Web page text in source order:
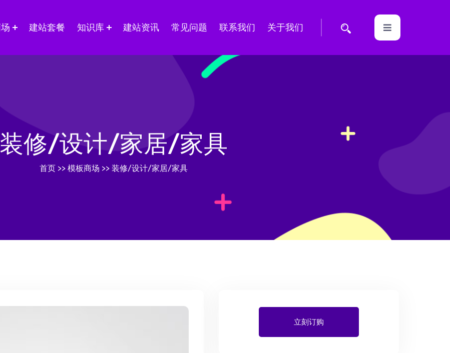
建站套餐 知识库 建站资讯 常见问题 联系我们 关于我们
装修/设计/家居/家具
首页 >> 模板商场 >> 装修/设计/家居/家具
立刻订购